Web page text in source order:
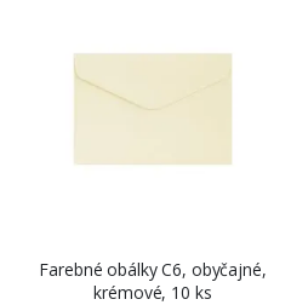
Farebné obálky C6, obyčajné,
krémové, 10 ks